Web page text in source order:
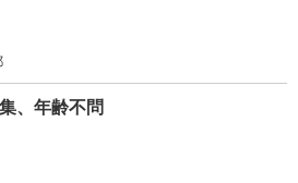
、年齢不問